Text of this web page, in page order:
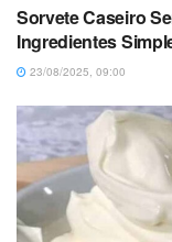
Sorvete Caseiro
Ingredientes
23/08/2025, 09:00